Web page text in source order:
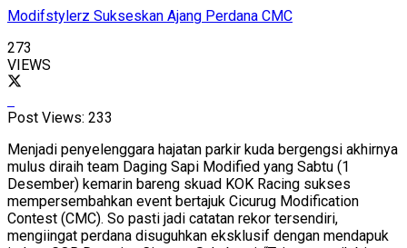
Modifstylerz Sukseskan Ajang Perdana CMC
273
VIEWS
Post Views: 233
Menjadi penyelenggara hajatan parkir kuda bergengsi akhirnya
mulus diraih team Daging Sapi Modified yang Sabtu (1
Desember) kemarin bareng skuad KOK Racing sukses
mempersembahkan event bertajuk Cicurug Modification
Contest (CMC). So pasti jadi catatan rekor tersendiri,
mengiingat perdana disuguhkan eksklusif dengan mendapuk